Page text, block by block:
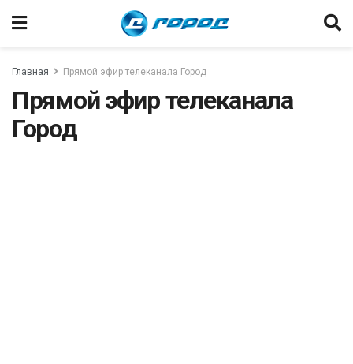
Главная Прямой эфир телеканала Город
Прямой эфир телеканала
Город